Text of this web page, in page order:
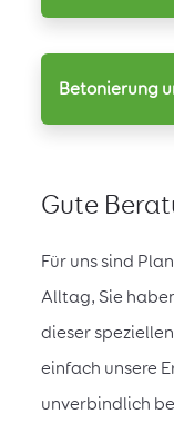
Betonierung
Gute
Für uns sind
Alltag, Sie
dieser
einfach unsere
unverbindlich